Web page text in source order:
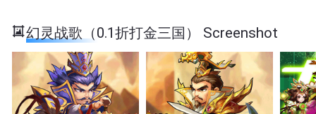
幻灵战歌（0.1折打金三国） Screenshot